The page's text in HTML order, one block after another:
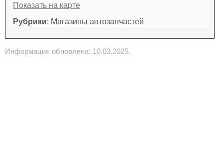
Показать на карте
Рубрики: Магазины автозапчастей
Информация обновлена: 10.03.2025.